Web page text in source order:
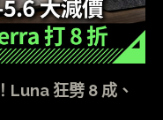
Luna 狂劈 8 成、